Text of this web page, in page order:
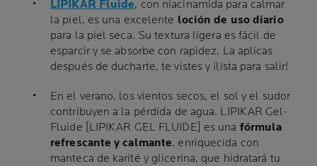
LIPIKAR Fluide, con niacinamida para calmar
la piel, es una excelente loción de uso diario
para la piel seca. Su textura ligera es fácil de
esparcir y se absorbe con rapidez. La aplicas
después de ducharte, te vistes y ¡lista para salir!
En el verano, los vientos secos, el sol y el sudor
contribuyen a la pérdida de agua. LIPIKAR Gel-
Fluide [LIPIKAR GEL FLUIDE] es una fórmula
refrescante y calmante, enriquecida con
manteca de karité y glicerina, que hidratará tu